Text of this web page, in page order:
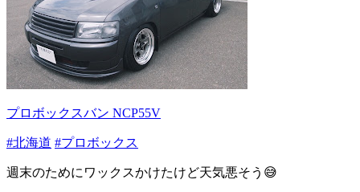
プロボックスバン NCP55V
#北海道 #プロボックス
週末のためにワックスかけたけど天気悪そう😅